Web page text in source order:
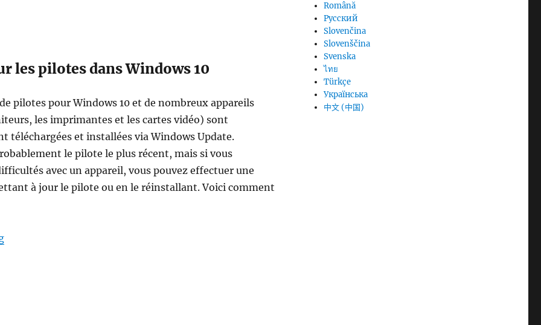
les pilotes dans Windows 10
pilotes pour Windows 10 et de nombreux appareils
les imprimantes et les cartes vidéo) sont
téléchargées et installées via Windows Update.
le pilote le plus récent, mais si vous
avec un appareil, vous pouvez effectuer une
à jour le pilote ou en le réinstallant. Voici comment
“comment mettre à jour les pilotes windows 10”
Română
Русский
Slovenčina
Slovenščina
Svenska
ไทย
Türkçe
Українська
中文 (中国)